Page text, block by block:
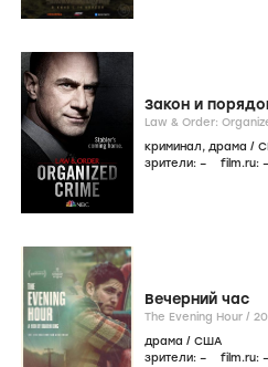
Закон и
преступность
криминал, драма /
зрители: – film.ru: –
Вечерний час
The Evening Hour /
драма / США
зрители: – film.ru: –